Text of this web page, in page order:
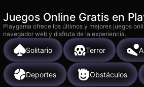
Juegos Online Gratis en
Playgama ofrece los últimos y mejores juegos
navegador web y disfruta de la experiencia.
Solitario Terror
Deportes Obstáculos